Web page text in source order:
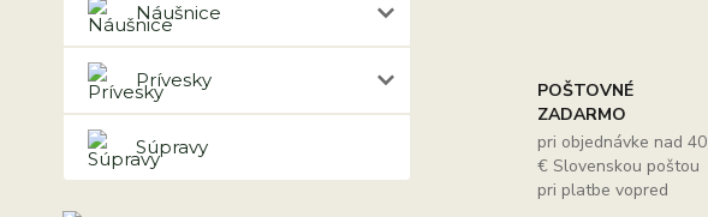
Náušnice
Prívesky
Súpravy
POŠTOVNÉ
ZADARMO
pri objednávke nad 40
€ Slovenskou poštou
pri platbe vopred